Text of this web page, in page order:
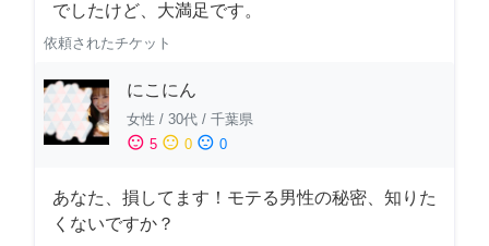
でしたけど、大満足です。
依頼されたチケット
にこにん
女性 / 30代 / 千葉県
sentiment_satisfied 5 sentiment_neutral 0 sentiment_dissatisfied 0
あなた、損してます！モテる男性の秘密、知りた
くないですか？